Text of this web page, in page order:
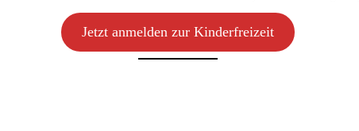
Jetzt anmelden zur Kinderfreizeit